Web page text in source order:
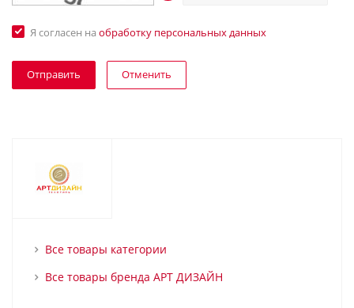
Я согласен на обработку персональных данных
Отменить
Все товары категории
Все товары бренда АРТ ДИЗАЙН